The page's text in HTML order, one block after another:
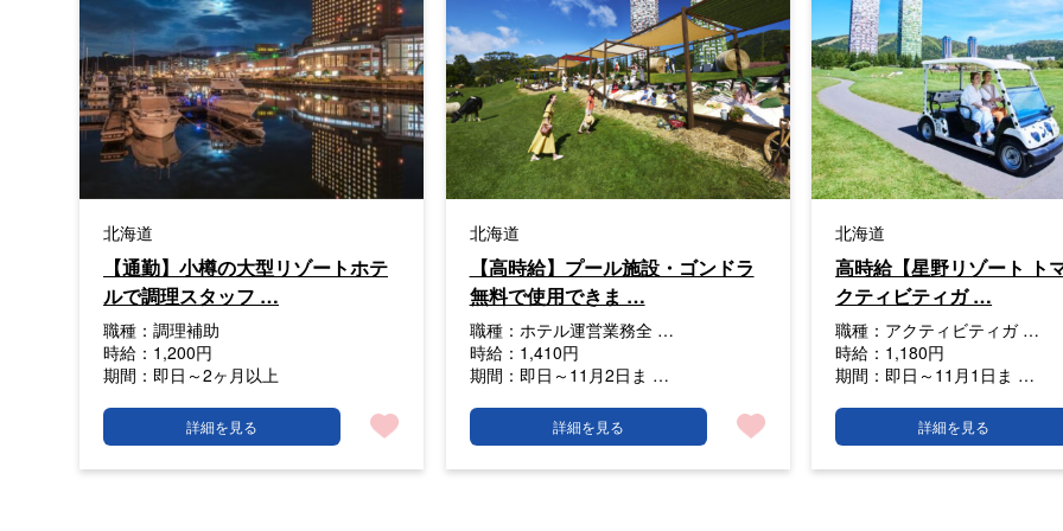
北海道
【通勤】小樽の大型リゾートホテ
ルで調理スタッフ …
職種： 調理補助
時給： 1,200円
期間： 即日～2ヶ月以上
詳細を見る
北海道
【高時給】プール施設・ゴンドラ
無料で使用できま …
職種： ホテル運営業務全 …
時給： 1,410円
期間： 即日～11月2日ま …
詳細を見る
北海道
高時給【星野リゾート ト
クティビティガ …
職種： アクティビティガ …
時給： 1,180円
期間：即日～11月1日ま …
詳細を見る